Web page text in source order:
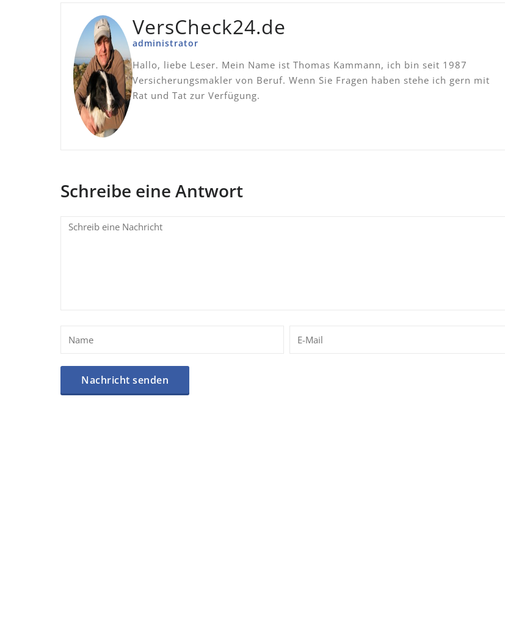
VersCheck24.de
administrator
Hallo, liebe Leser. Mein Name ist Thomas Kammann, ich bin seit 1987
Versicherungsmakler von Beruf. Wenn Sie Fragen haben stehe ich gern mit
Rat und Tat zur Verfügung.
Schreibe eine Antwort